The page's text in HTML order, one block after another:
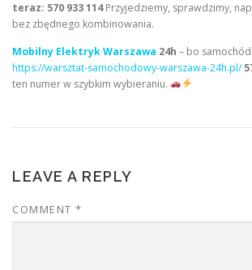
teraz: 570 933 114Przyjedziemy, sprawdzimy,
bez zbędnego kombinowania.
Mobilny Elektryk Warszawa 24h – bo
https://warsztat-samochodowy-warszawa-24h.pl/
ten numer w szybkim wybieraniu.
LEAVE A REPLY
COMMENT *